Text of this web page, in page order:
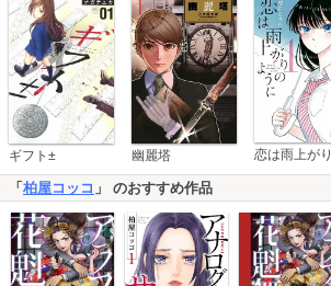
ギフト± 幽麗塔
「柏屋コッコ 」 のおすすめ作品